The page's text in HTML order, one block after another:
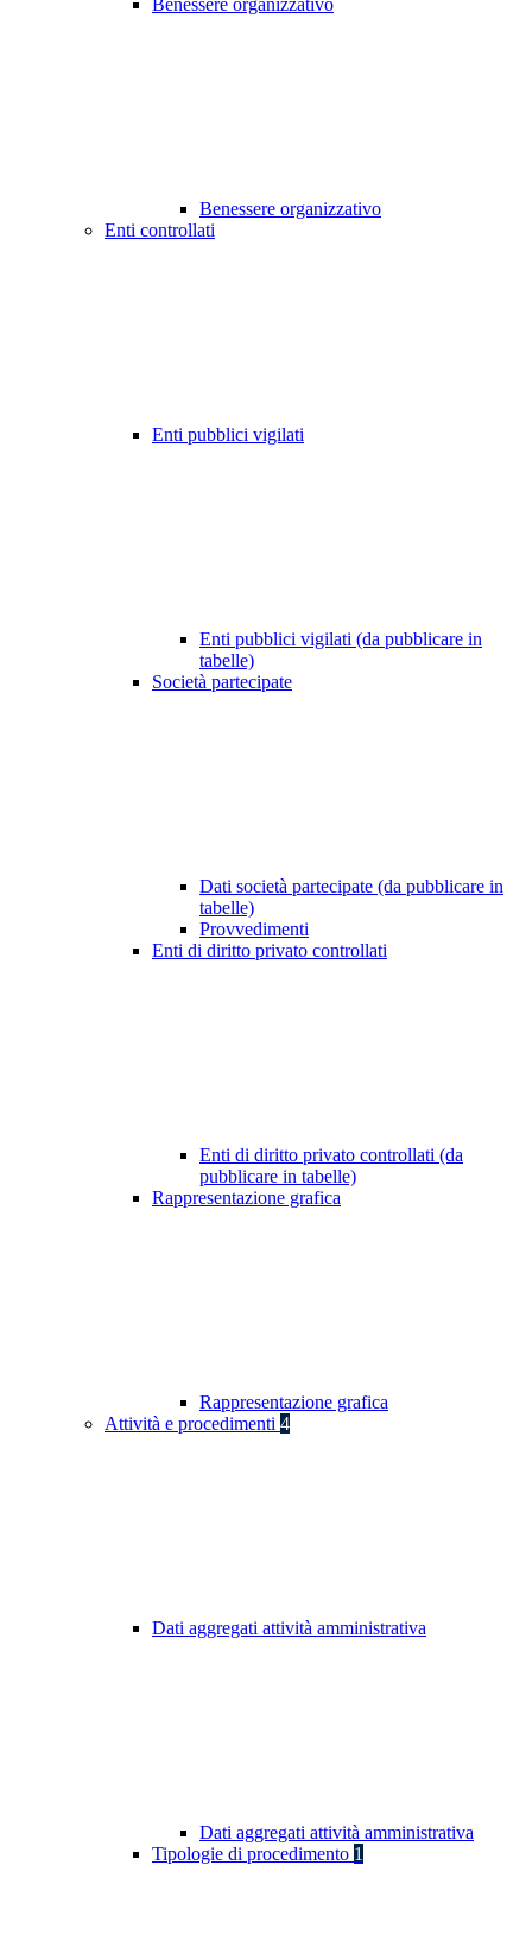
Benessere organizzativo
Benessere organizzativo
Enti controllati
Enti pubblici vigilati
Enti pubblici vigilati (da pubblicare in
tabelle)
Società partecipate
Dati società partecipate (da pubblicare in
tabelle)
Provvedimenti
Enti di diritto privato controllati
Enti di diritto privato controllati (da
pubblicare in tabelle)
Rappresentazione grafica
Rappresentazione grafica
Attività e procedimenti 4
Dati aggregati attività amministrativa
Dati aggregati attività amministrativa
Tipologie di procedimento 1